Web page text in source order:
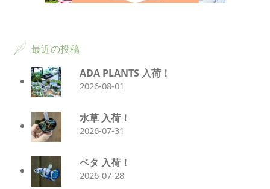
最近の投稿
ADA PLANTS 入荷！
2026-08-01
水草 入荷！
2026-07-31
ベタ 入荷！
2026-07-28